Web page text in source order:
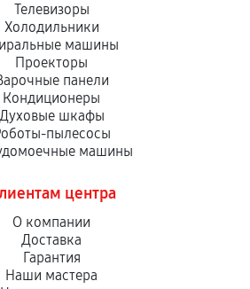
Телевизоры
Холодильники
машины
Проекторы
панели
Кондиционеры
Духовые шкафы
пылесосы
машины
центра
О компании
Доставка
Гарантия
Наши мастера